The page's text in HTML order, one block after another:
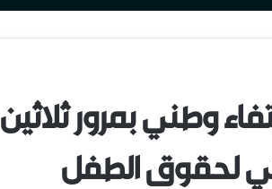
وطني بمرور ثلاثين
لحقوق الطفل